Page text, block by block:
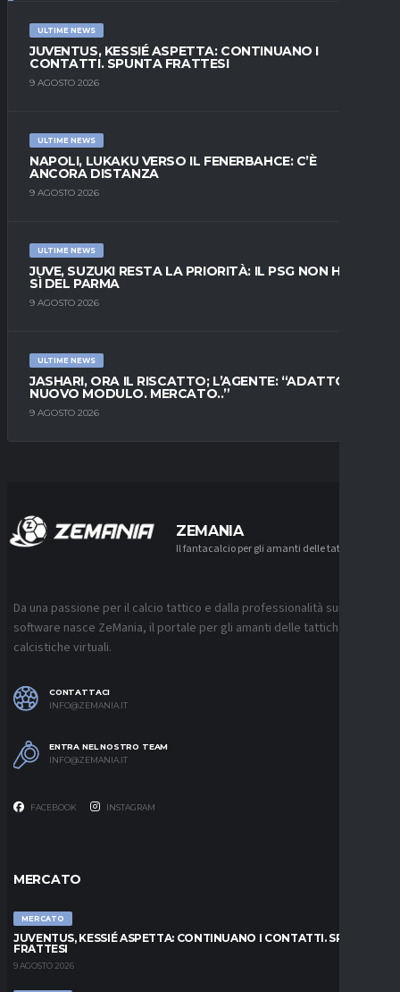
ULTIME NEWS
JUVENTUS, KESSIÉ ASPETTA: CONTINUANO I
CONTATTI. SPUNTA FRATTESI
9 AGOSTO 2026
ULTIME NEWS
NAPOLI, LUKAKU VERSO IL FENERBAHCE: C’È
ANCORA DISTANZA
9 AGOSTO 2026
ULTIME NEWS
JUVE, SUZUKI RESTA LA PRIORITÀ: IL PSG NON HA IL
SÌ DEL PARMA
9 AGOSTO 2026
ULTIME NEWS
JASHARI, ORA IL RISCATTO; L’AGENTE: “ADATTO AL
NUOVO MODULO. MERCATO..”
9 AGOSTO 2026
ZEMANIA
Il fantacalcio per gli amanti delle tattiche
Da una passione per il calcio tattico e dalla professionalità sui
software nasce ZeMania, il portale per gli amanti delle tattiche
calcistiche virtuali.
CONTATTACI
INFO@ZEMANIA.IT
ENTRA NEL NOSTRO TEAM
INFO@ZEMANIA.IT
FACEBOOK INSTAGRAM
MERCATO
MERCATO
JUVENTUS, KESSIÉ ASPETTA: CONTINUANO I CONTATTI. SPUNTA
FRATTESI
9 AGOSTO 2026